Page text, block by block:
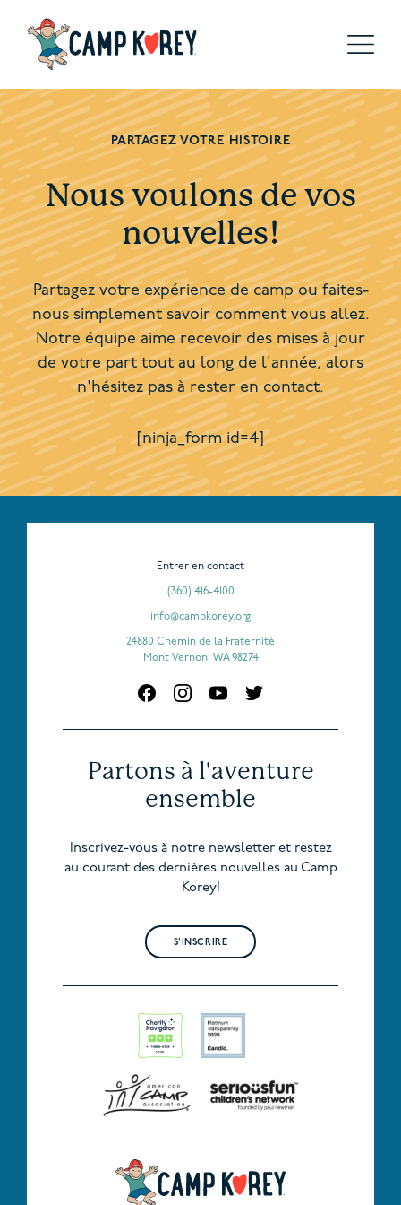
PARTAGEZ VOTRE HISTOIRE
Nous voulons de vos
nouvelles!
Partagez votre expérience de camp ou faites-
nous simplement savoir comment vous allez.
Notre équipe aime recevoir des mises à jour
de votre part tout au long de l'année, alors
n'hésitez pas à rester en contact.
[ninja_form id=4]
Partons à l'aventure
ensemble
Inscrivez-vous à notre newsletter et restez
au courant des dernières nouvelles au Camp
Korey!
S'INSCRIRE
Entrer en contact
(360) 416-4100
info@campkorey.org
24880 Chemin de la Fraternité
Mont Vernon, WA 98274